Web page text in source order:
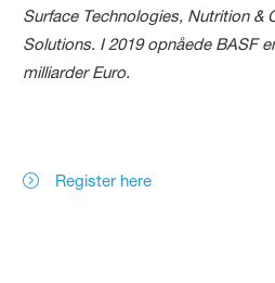
Surface Technologies, Nutrition &
Solutions. I 2019 opnåede BASF
milliarder Euro.
Register here